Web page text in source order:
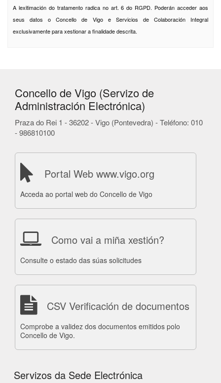
A lexitimación do tratamento radica no art. 6 do RGPD. Poderán acceder aos
seus datos o Concello de Vigo e Servicios de Colaboración Integral
exclusivamente para xestionar a finalidade descrita.
Concello de Vigo (Servizo de
Administración Electrónica)
Praza do Rei 1 - 36202 - Vigo (Pontevedra) - Teléfono: 010
- 986810100
Portal Web www.vigo.org
Acceda ao portal web do Concello de Vigo
Como vai a miña xestión?
Consulte o estado das súas solicitudes
CSV Verificación de documentos
Comprobe a validez dos documentos emitidos polo
Concello de Vigo.
Servizos da Sede Electrónica